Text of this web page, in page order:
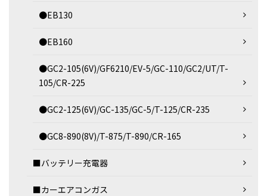
●EB130
●EB160
●GC2-105(6V)/GF6210/EV-5/GC-110/GC2/UT/T-
105/CR-225
●GC2-125(6V)/GC-135/GC-5/T-125/CR-235
●GC8-890(8V)/T-875/T-890/CR-165
■バッテリー充電器
■カーエアコンガス